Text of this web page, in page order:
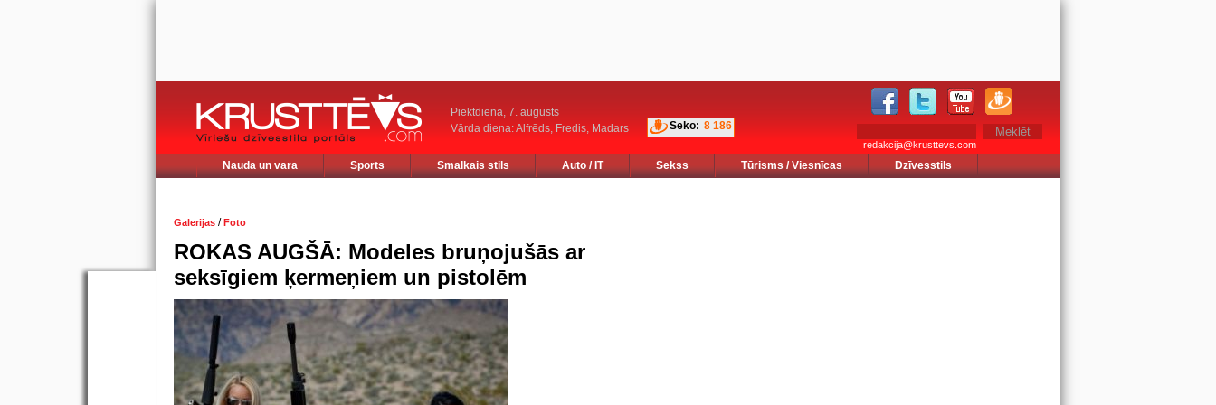
Piektdiena, 7. augusts
Vārda diena: Alfrēds, Fredis, Madars
Seko: 8 186
redakcija@krusttevs.com
Nauda un vara Sports Smalkais stils Auto / IT Sekss Tūrisms / Viesnīcas Dzīvesstils
Galerijas /Foto
ROKAS AUGŠĀ: Modeles bruņojušās ar
seksīgiem ķermeņiem un pistolēm